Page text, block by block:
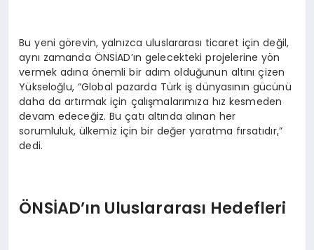
Bu yeni görevin, yalnızca uluslararası ticaret için değil,
aynı zamanda ÖNSİAD’ın gelecekteki projelerine yön
vermek adına önemli bir adım olduğunun altını çizen
Yükseloğlu, “Global pazarda Türk iş dünyasının gücünü
daha da artırmak için çalışmalarımıza hız kesmeden
devam edeceğiz. Bu çatı altında alınan her
sorumluluk, ülkemiz için bir değer yaratma fırsatıdır,”
dedi.
ÖNSİAD’ın Uluslararası Hedefleri